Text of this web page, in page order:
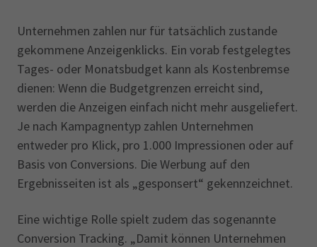
Unternehmen zahlen nur für tatsächlich zustande
gekommene Anzeigenklicks. Ein vorab festgelegtes
Tages- oder Monatsbudget kann als Kostenbremse
dienen: Wenn die Budgetgrenzen erreicht sind,
werden die Anzeigen einfach nicht mehr ausgeliefert.
Je nach Kampagnentyp zahlen Unternehmen
entweder pro Klick, pro 1.000 Impressionen oder auf
Basis von Conversions. Die Werbung auf den
Ergebnisseiten ist als „gesponsert“ gekennzeichnet.
Eine wichtige Rolle spielt zudem das sogenannte
Conversion Tracking. „Damit können Unternehmen